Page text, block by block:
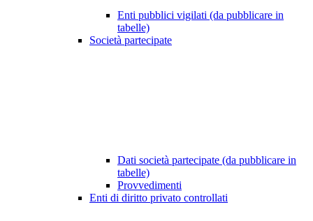
Enti pubblici vigilati (da pubblicare in
tabelle)
Società partecipate
Dati società partecipate (da pubblicare in
tabelle)
Provvedimenti
Enti di diritto privato controllati